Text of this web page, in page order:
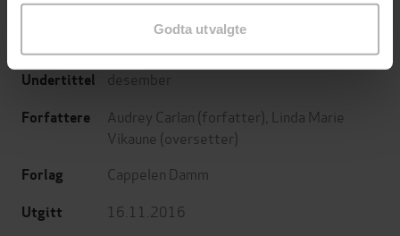
Godta utvalgte
Undertittel desember
Forfattere Audrey Carlan (forfatter),
Linda Marie
Vikaune (oversetter)
Forlag Cappelen Damm
Utgitt 16.11.2016